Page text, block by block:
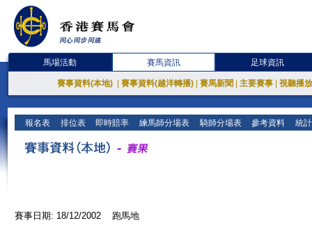
馬場活動 賽馬資訊 足球資訊
賽事資料(本地) 賽事資料(越洋轉播) 賽馬新聞 主要賽事 視聽播
報名表 排位表 即時賠率 練馬師分場表 騎師分場表 參考資料 統
賽事日期: 18/12/2002 跑馬地